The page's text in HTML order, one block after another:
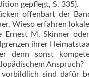
gepflegt, S. 335).
offenbart der
Wieso erfahren
Ernest M. Skinner
ihrer
denn sonst
Anspruch?
sind dafür